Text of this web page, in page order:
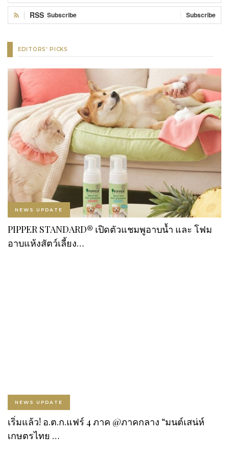
RSS Subscribe Subscribe
EDITORS' PICKS
NEWS UPDATE
PIPPER STANDARD® เปิดตัวแชมพูอาบน้ำ และ โฟม
อาบแห้งสัตว์เลี้ยง…
NEWS UPDATE
เริ่มแล้ว! อ.ต.ก.แฟร์ 4 ภาค @ภาคกลาง “มนต์เสน่ห์
เกษตรไทย …